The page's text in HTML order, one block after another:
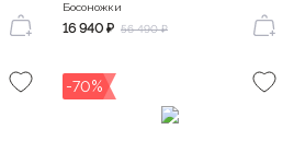
Босоножки
16 940 ₽ 56 490 ₽
-70%